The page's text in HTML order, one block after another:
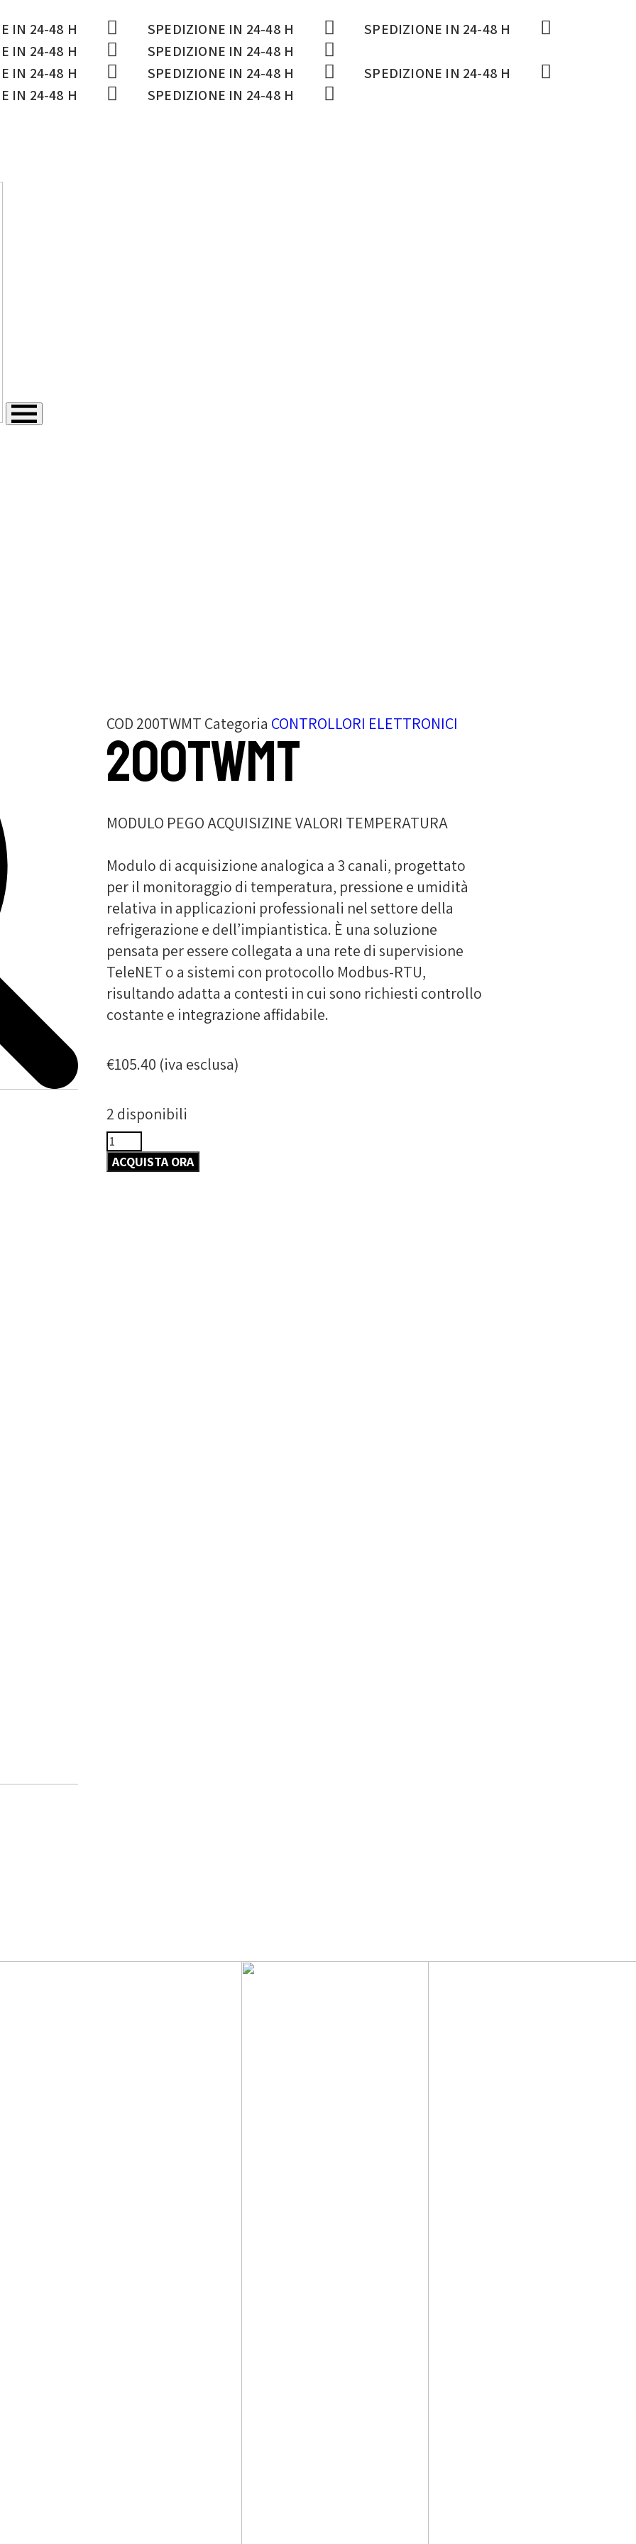
IN 24-48 H SPEDIZIONE IN 24-48 H
SPEDIZIONE IN 24-48 H
IN 24-48 H
SPEDIZIONE IN 24-48 H
IN 24-48 H
SPEDIZIONE IN 24-48 H
SPEDIZIONE IN 24-48 H
IN 24-48 H
SPEDIZIONE IN 24-48 H
COD 200TWMT Categoria CONTROLLORI ELETTRONICI
200TWMT
MODULO PEGO ACQUISIZINE VALORI TEMPERATURA
Modulo di acquisizione analogica a 3 canali, progettato
per il monitoraggio di temperatura, pressione e umidità
relativa in applicazioni professionali nel settore della
refrigerazione e dell’impiantistica. È una soluzione
pensata per essere collegata a una rete di supervisione
TeleNET o a sistemi con protocollo Modbus-RTU,
risultando adatta a contesti in cui sono richiesti controllo
costante e integrazione affidabile.
€105.40 (iva esclusa)
2 disponibili
ACQUISTA ORA